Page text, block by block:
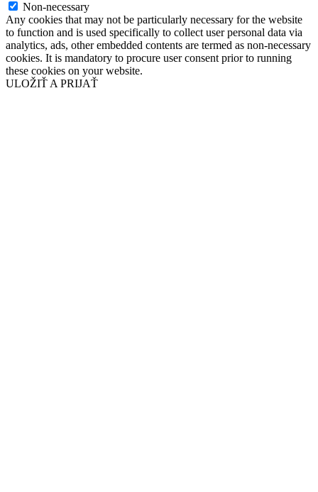
Non-necessary
Any cookies that may not be particularly necessary for the website
to function and is used specifically to collect user personal data via
analytics, ads, other embedded contents are termed as non-necessary
cookies. It is mandatory to procure user consent prior to running
these cookies on your website.
ULOŽIŤ A PRIJAŤ